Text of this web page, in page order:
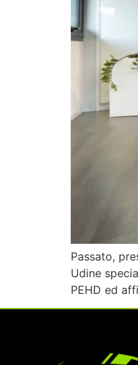
Passato,
Udine
PEHD ed